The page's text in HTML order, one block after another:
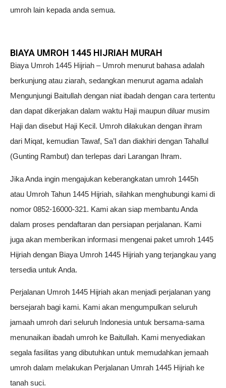
umroh lain kepada anda semua.
BIAYA UMROH 1445 HIJRIAH MURAH
Biaya Umroh 1445 Hijriah – Umroh menurut bahasa adalah
berkunjung atau ziarah, sedangkan menurut agama adalah
Mengunjungi Baitullah dengan niat ibadah dengan cara tertentu
dan dapat dikerjakan dalam waktu Haji maupun diluar musim
Haji dan disebut Haji Kecil. Umroh dilakukan dengan ihram
dari Miqat, kemudian Tawaf, Sa’I dan diakhiri dengan Tahallul
(Gunting Rambut) dan terlepas dari Larangan Ihram.
Jika Anda ingin mengajukan keberangkatan umroh 1445h
atau Umroh Tahun 1445 Hijriah, silahkan menghubungi kami di
nomor 0852-16000-321. Kami akan siap membantu Anda
dalam proses pendaftaran dan persiapan perjalanan. Kami
juga akan memberikan informasi mengenai paket umroh 1445
Hijriah dengan Biaya Umroh 1445 Hijriah yang terjangkau yang
tersedia untuk Anda.
Perjalanan Umroh 1445 Hijriah akan menjadi perjalanan yang
bersejarah bagi kami. Kami akan mengumpulkan seluruh
jamaah umroh dari seluruh Indonesia untuk bersama-sama
menunaikan ibadah umroh ke Baitullah. Kami menyediakan
segala fasilitas yang dibutuhkan untuk memudahkan jemaah
umroh dalam melakukan Perjalanan Umrah 1445 Hijriah ke
tanah suci.